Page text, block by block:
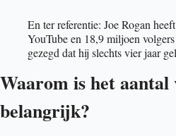
En ter referentie: Joe Rogan
YouTube en 18,9 miljoen
gezegd dat hij slechts vier jaar
Waarom is het aantal
belangrijk?